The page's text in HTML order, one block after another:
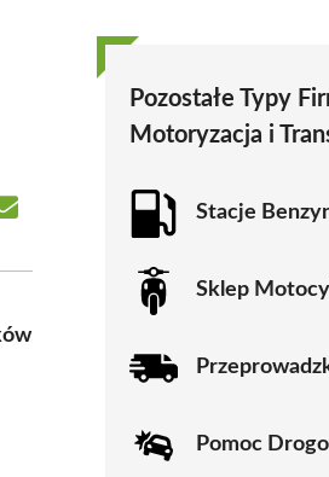
Share
Pozostałe Typy
Motoryzacja i
Stacje
Sklep
Pomoc